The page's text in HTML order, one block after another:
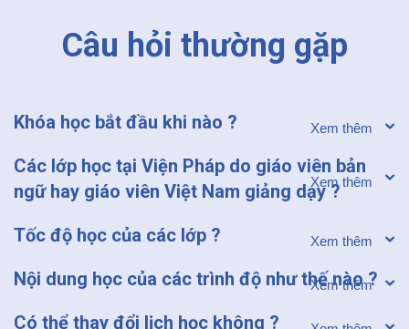
FR
Câu hỏi thường gặp
Khóa học bắt đầu khi nào ?
Các lớp học tại Viện Pháp do giáo viên bản
ngữ hay giáo viên Việt Nam giảng dạy ?
Tốc độ học của các lớp ?
Nội dung học của các trình độ như thế nào ?
Có thể thay đổi lịch học không ?